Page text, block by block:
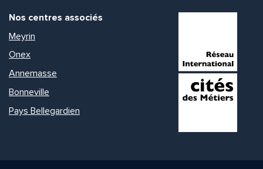
Nos centres associés
Meyrin
Onex
Annemasse
Bonneville
Pays Bellegardien